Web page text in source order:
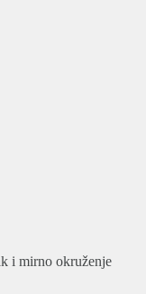
i mirno okruženje